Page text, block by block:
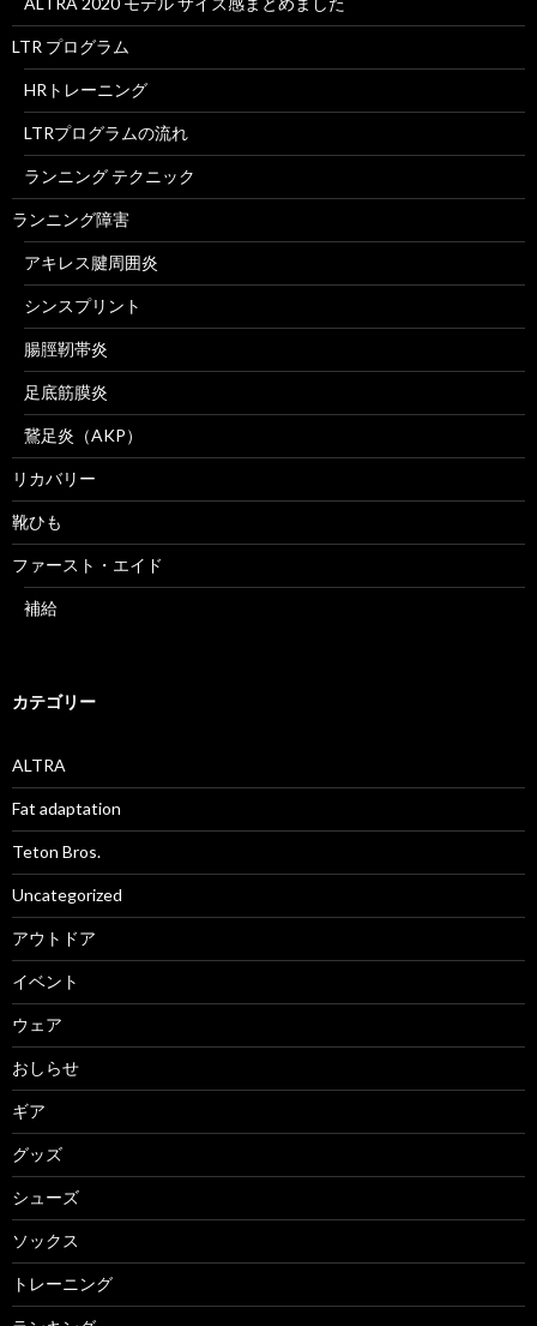
LTR プログラム
HRトレーニング
LTRプログラムの流れ
ランニング テクニック
ランニング障害
アキレス腱周囲炎
シンスプリント
腸脛靭帯炎
足底筋膜炎
鵞足炎（AKP）
リカバリー
靴ひも
ファースト・エイド
補給
カテゴリー
ALTRA
Fat adaptation
Teton Bros.
Uncategorized
アウトドア
イベント
ウェア
おしらせ
ギア
グッズ
シューズ
ソックス
トレーニング